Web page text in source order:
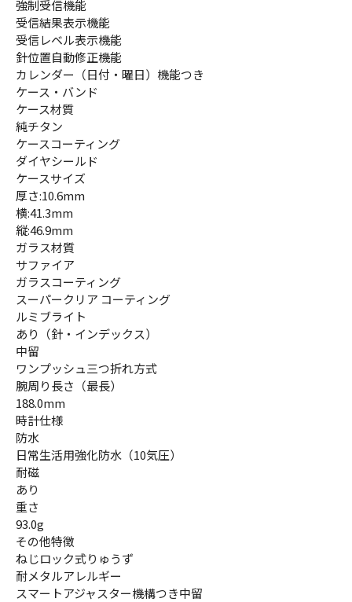
強制受信機能
受信結果表示機能
受信レベル表示機能
針位置自動修正機能
カレンダー（日付・曜日）機能つき
ケース・バンド
ケース材質
純チタン
ケースコーティング
ダイヤシールド
ケースサイズ
厚さ:10.6mm
横:41.3mm
縦:46.9mm
ガラス材質
サファイア
ガラスコーティング
スーパークリア コーティング
ルミブライト
あり（針・インデックス）
中留
ワンプッシュ三つ折れ方式
腕周り長さ（最長）
188.0mm
時計仕様
防水
日常生活用強化防水（10気圧）
耐磁
あり
重さ
93.0g
その他特徴
ねじロック式りゅうず
耐メタルアレルギー
スマートアジャスター機構つき中留